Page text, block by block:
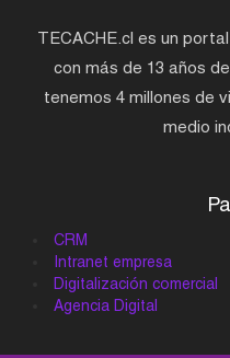
TECACHE.cl es un
con más de 13 años
tenemos 4 millones de
medio
CRM
Intranet empresa
Digitalización comercial
Agencia Digital